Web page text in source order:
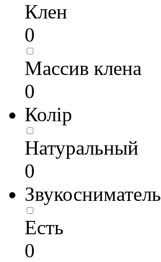
Клен
0
Массив клена
0
Колір
Натуральный
0
Звукосниматель
Есть
0